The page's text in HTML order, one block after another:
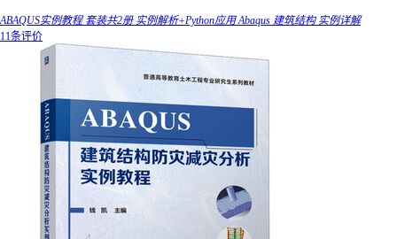
ABAQUS实例教程 套装共2册 实例解析+Python应用 Abaqus 建筑结构 实例详解
11条评价